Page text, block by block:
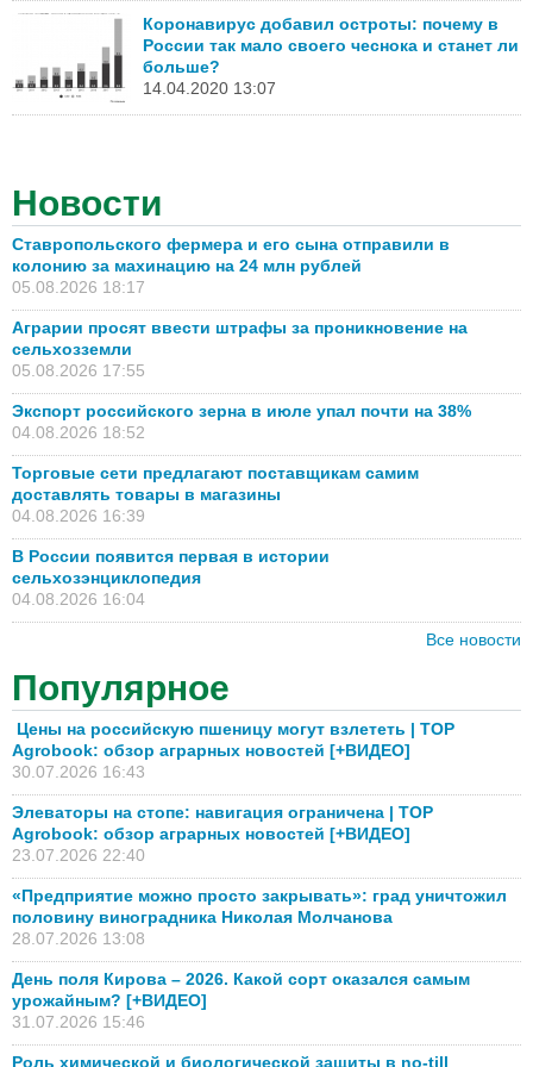
Коронавирус добавил остроты: почему в
России так мало своего чеснока и станет ли
больше?
14.04.2020 13:07
Новости
Ставропольского фермера и его сына отправили в
колонию за махинацию на 24 млн рублей
05.08.2026 18:17
Аграрии просят ввести штрафы за проникновение на
сельхозземли
05.08.2026 17:55
Экспорт российского зерна в июле упал почти на 38%
04.08.2026 18:52
Торговые сети предлагают поставщикам самим
доставлять товары в магазины
04.08.2026 16:39
В России появится первая в истории
сельхозэнциклопедия
04.08.2026 16:04
Все новости
Популярное
Цены на российскую пшеницу могут взлететь | TOP
Agrobook: обзор аграрных новостей [+ВИДЕО]
30.07.2026 16:43
Элеваторы на стопе: навигация ограничена | TOP
Agrobook: обзор аграрных новостей [+ВИДЕО]
23.07.2026 22:40
«Предприятие можно просто закрывать»: град уничтожил
половину виноградника Николая Молчанова
28.07.2026 13:08
День поля Кирова – 2026. Какой сорт оказался самым
урожайным? [+ВИДЕО]
31.07.2026 15:46
Роль химической и биологической защиты в no-till